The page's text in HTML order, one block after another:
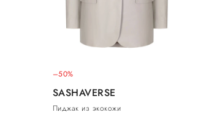
–50%
SASHAVERSE
Пиджак из экокожи